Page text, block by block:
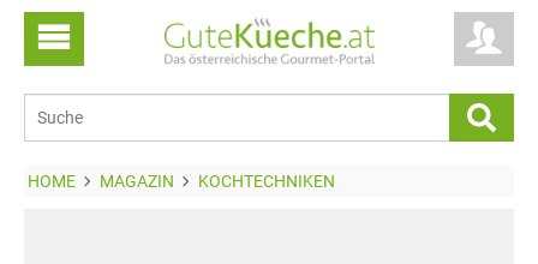
HOME MAGAZIN KOCHTECHNIKEN